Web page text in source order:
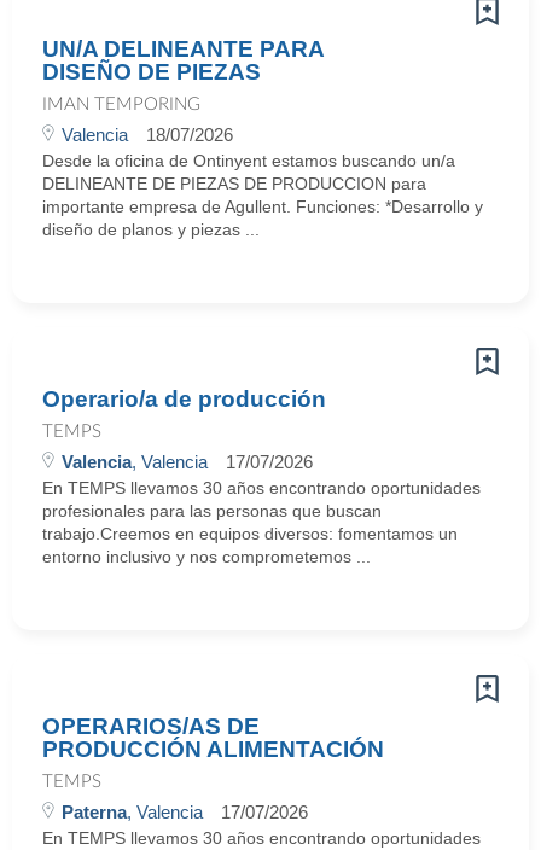
UN/A DELINEANTE PARA
DISEÑO DE PIEZAS
IMAN TEMPORING
Valencia 18/07/2026
Desde la oficina de Ontinyent estamos buscando un/a
DELINEANTE DE PIEZAS DE PRODUCCION para
importante empresa de Agullent. Funciones: *Desarrollo y
diseño de planos y piezas ...
Operario/a de producción
TEMPS
Valencia, Valencia 17/07/2026
En TEMPS llevamos 30 años encontrando oportunidades
profesionales para las personas que buscan
trabajo.Creemos en equipos diversos: fomentamos un
entorno inclusivo y nos comprometemos ...
OPERARIOS/AS DE
PRODUCCIÓN ALIMENTACIÓN
TEMPS
Paterna, Valencia 17/07/2026
En TEMPS llevamos 30 años encontrando oportunidades